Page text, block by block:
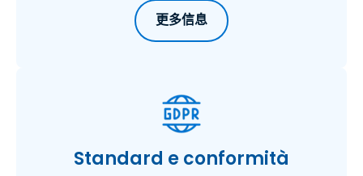
更多信息
Standard e conformità